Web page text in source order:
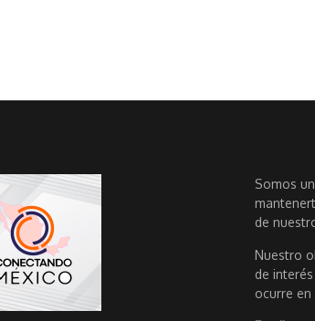
Somos
de
Nuestro
de
ocurre en